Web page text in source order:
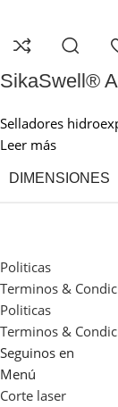
SikaSwell®
Selladores
Leer más
DIMENSIONES
Politicas
Terminos &
Politicas
Terminos &
Seguinos en
Menú
Corte laser